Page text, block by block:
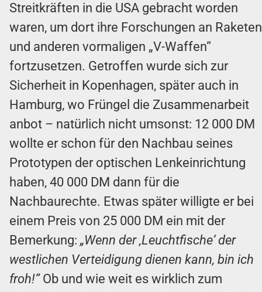
Streitkräften in die USA gebracht worden
waren, um dort ihre Forschungen an Raketen
und anderen vormaligen „V-Waffen“
fortzusetzen. Getroffen wurde sich zur
Sicherheit in Kopenhagen, später auch in
Hamburg, wo Früngel die Zusammenarbeit
anbot – natürlich nicht umsonst: 12 000 DM
wollte er schon für den Nachbau seines
Prototypen der optischen Lenkeinrichtung
haben, 40 000 DM dann für die
Nachbaurechte. Etwas später willigte er bei
einem Preis von 25 000 DM ein mit der
Bemerkung: „Wenn der ‚Leuchtfische‘ der
westlichen Verteidigung dienen kann, bin ich
froh!“Ob und wie weit es wirklich zum